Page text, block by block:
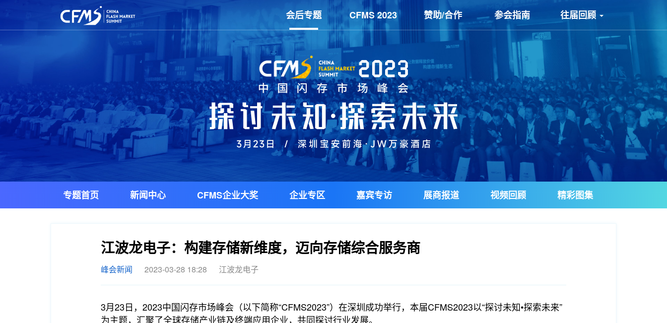
会后专题 CFMS 2023 赞助/合作 参会指南 往届回顾
专题首页 新闻中心 CFMS企业大奖 企业专区 嘉宾专访 展商报道 视频回顾 精彩图集
江波龙电子：构建存储新维度，迈向存储综合服务商
峰会新闻 2023-03-28 18:28 江波龙电子
3月23日，2023中国闪存市场峰会（以下简称“CFMS2023”）在深圳成功举行，本届CFMS2023以“探讨未知•探索未来”
为主题，汇聚了全球存储产业链及终端应用企业，共同探讨行业发展。